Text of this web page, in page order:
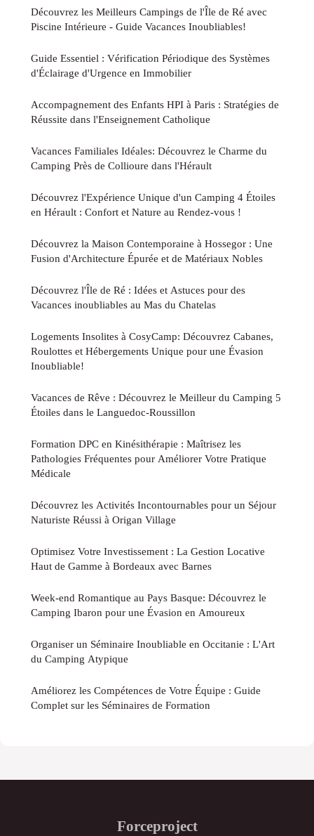
Découvrez les Meilleurs Campings de l'Île de Ré avec
Piscine Intérieure - Guide Vacances Inoubliables!
Guide Essentiel : Vérification Périodique des Systèmes
d'Éclairage d'Urgence en Immobilier
Accompagnement des Enfants HPI à Paris : Stratégies de
Réussite dans l'Enseignement Catholique
Vacances Familiales Idéales: Découvrez le Charme du
Camping Près de Collioure dans l'Hérault
Découvrez l'Expérience Unique d'un Camping 4 Étoiles
en Hérault : Confort et Nature au Rendez-vous !
Découvrez la Maison Contemporaine à Hossegor : Une
Fusion d'Architecture Épurée et de Matériaux Nobles
Découvrez l'Île de Ré : Idées et Astuces pour des
Vacances inoubliables au Mas du Chatelas
Logements Insolites à CosyCamp: Découvrez Cabanes,
Roulottes et Hébergements Unique pour une Évasion
Inoubliable!
Vacances de Rêve : Découvrez le Meilleur du Camping 5
Étoiles dans le Languedoc-Roussillon
Formation DPC en Kinésithérapie : Maîtrisez les
Pathologies Fréquentes pour Améliorer Votre Pratique
Médicale
Découvrez les Activités Incontournables pour un Séjour
Naturiste Réussi à Origan Village
Optimisez Votre Investissement : La Gestion Locative
Haut de Gamme à Bordeaux avec Barnes
Week-end Romantique au Pays Basque: Découvrez le
Camping Ibaron pour une Évasion en Amoureux
Organiser un Séminaire Inoubliable en Occitanie : L'Art
du Camping Atypique
Améliorez les Compétences de Votre Équipe : Guide
Complet sur les Séminaires de Formation
Forceproject